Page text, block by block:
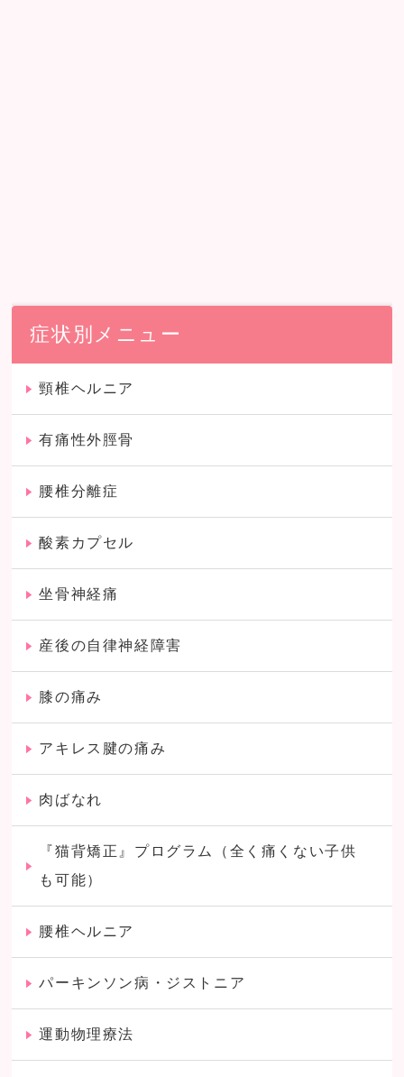
症状別メニュー
頸椎ヘルニア
有痛性外脛骨
腰椎分離症
酸素カプセル
坐骨神経痛
産後の自律神経障害
膝の痛み
アキレス腱の痛み
肉ばなれ
『猫背矯正』プログラム（全く痛くない子供
も可能）
腰椎ヘルニア
パーキンソン病・ジストニア
運動物理療法